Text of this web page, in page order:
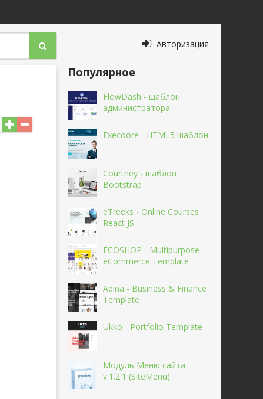
Авторизация
Популярное
FlowDash - шаблон
администратора
Execoore - HTML5 шаблон
Courtney - шаблон
Bootstrap
eTreeks - Online Courses
React JS
ECOSHOP - Multipurpose
eCommerce Template
Adina - Business & Finance
Template
Ukko - Portfolio Template
Модуль Меню сайта
v.1.2.1 (SiteMenu)